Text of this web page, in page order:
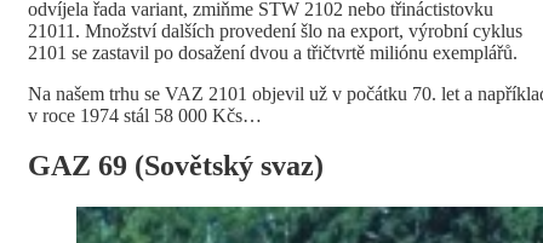
odvíjela řada variant, zmiňme STW 2102 nebo třináctistovku
21011. Množství dalších provedení šlo na export, výrobní cyklus
2101 se zastavil po dosažení dvou a třičtvrtě miliónu exemplářů.
Na našem trhu se VAZ 2101 objevil už v počátku 70. let a
v roce 1974 stál 58 000 Kčs…
GAZ 69 (Sovětský svaz)